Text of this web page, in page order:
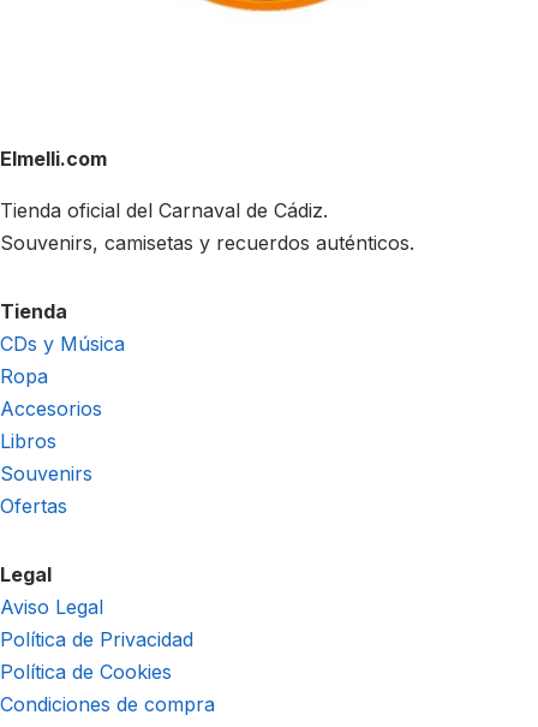
Elmelli.com
Tienda oficial del Carnaval de Cádiz.
Souvenirs, camisetas y recuerdos auténticos.
Tienda
CDs y Música
Ropa
Accesorios
Libros
Souvenirs
Ofertas
Legal
Aviso Legal
Política de Privacidad
Política de Cookies
Condiciones de compra